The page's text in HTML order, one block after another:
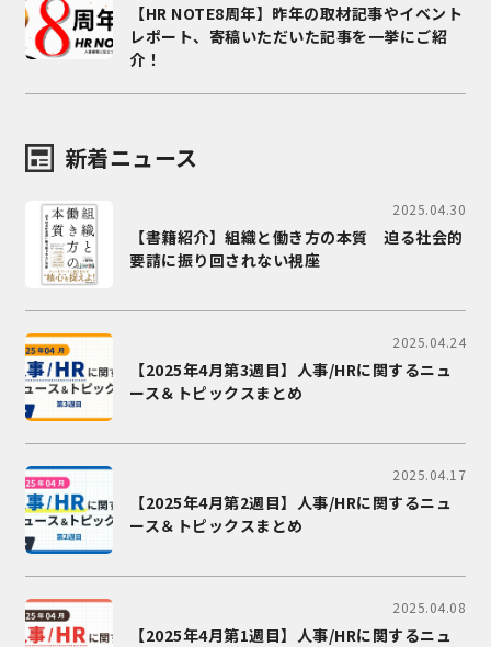
【HR NOTE8周年】昨年の取材記事やイベント
レポート、寄稿いただいた記事を一挙にご紹
介！
新着ニュース
2025.04.30
【書籍紹介】組織と働き方の本質 迫る社会的
要請に振り回されない視座
2025.04.24
【2025年4月第3週目】人事/HRに関するニュ
ース＆トピックスまとめ
2025.04.17
【2025年4月第2週目】人事/HRに関するニュ
ース＆トピックスまとめ
2025.04.08
【2025年4月第1週目】人事/HRに関するニュ